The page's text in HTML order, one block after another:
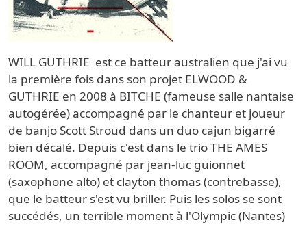
WILL GUTHRIE est ce batteur australien que j'ai vu
la première fois dans son projet ELWOOD &
GUTHRIE en 2008 à BITCHE (fameuse salle nantaise
autogérée) accompagné par le chanteur et joueur
de banjo Scott Stroud dans un duo cajun bigarré
bien décalé. Depuis c'est dans le trio THE AMES
ROOM, accompagné par jean-luc guionnet
(saxophone alto) et clayton thomas (contrebasse),
que le batteur s'est vu briller. Puis les solos se sont
succédés, un terrible moment à l'Olympic (Nantes)